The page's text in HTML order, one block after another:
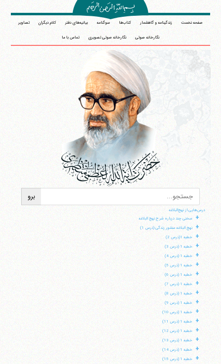
صفحه نخست زندگینامه و گاهشمار کتاب‌ها سوگنامه بیانیه‌های دفتر کلام دیگران تصاویر
نگارخانه صوتی نگارخانه صوتی تصویری تماس با ما
درس‌هایی از نهج‌البلاغه
+ سخنی چند درباره شرح نهج البلاغه
+ نهج البلاغه منشور زندگی (درس 1)
+ خطبه 1(درس 2)
+ خطبه 1 (درس 3)
+ خطبه 1 (درس 4)
+ خطبه 1 (درس 5)
+ خطبه 1 (درس 6)
+ خطبه 1 (درس 7)
+ خطبه 1 (درس 8)
+ خطبه 1 (درس 9)
+ خطبه 1 (درس 10)
+ خطبه 1 (درس 11)
+ خطبه 1 (درس 12)
+ خطبه 1 (درس 13)
+ خطبه 1 (درس 14)
+ خطبه 1 (درس 15)